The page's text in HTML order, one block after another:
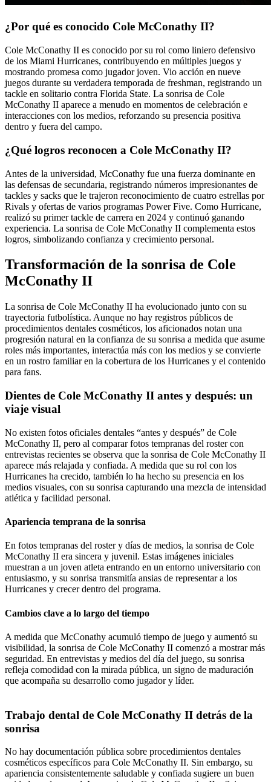
¿Por qué es conocido Cole McConathy II?
Cole McConathy II es conocido por su rol como liniero defensivo
de los Miami Hurricanes, contribuyendo en múltiples juegos y
mostrando promesa como jugador joven. Vio acción en nueve
juegos durante su verdadera temporada de freshman, registrando un
tackle en solitario contra Florida State. La sonrisa de Cole
McConathy II aparece a menudo en momentos de celebración e
interacciones con los medios, reforzando su presencia positiva
dentro y fuera del campo.
¿Qué logros reconocen a Cole McConathy II?
Antes de la universidad, McConathy fue una fuerza dominante en
las defensas de secundaria, registrando números impresionantes de
tackles y sacks que le trajeron reconocimiento de cuatro estrellas por
Rivals y ofertas de varios programas Power Five. Como Hurricane,
realizó su primer tackle de carrera en 2024 y continuó ganando
experiencia. La sonrisa de Cole McConathy II complementa estos
logros, simbolizando confianza y crecimiento personal.
Transformación de la sonrisa de Cole
McConathy II
La sonrisa de Cole McConathy II ha evolucionado junto con su
trayectoria futbolística. Aunque no hay registros públicos de
procedimientos dentales cosméticos, los aficionados notan una
progresión natural en la confianza de su sonrisa a medida que asume
roles más importantes, interactúa más con los medios y se convierte
en un rostro familiar en la cobertura de los Hurricanes y el contenido
para fans.
Dientes de Cole McConathy II antes y después: un
viaje visual
No existen fotos oficiales dentales “antes y después” de Cole
McConathy II, pero al comparar fotos tempranas del roster con
entrevistas recientes se observa que la sonrisa de Cole McConathy II
aparece más relajada y confiada. A medida que su rol con los
Hurricanes ha crecido, también lo ha hecho su presencia en los
medios visuales, con su sonrisa capturando una mezcla de intensidad
atlética y facilidad personal.
Apariencia temprana de la sonrisa
En fotos tempranas del roster y días de medios, la sonrisa de Cole
McConathy II era sincera y juvenil. Estas imágenes iniciales
muestran a un joven atleta entrando en un entorno universitario con
entusiasmo, y su sonrisa transmitía ansias de representar a los
Hurricanes y crecer dentro del programa.
Cambios clave a lo largo del tiempo
A medida que McConathy acumuló tiempo de juego y aumentó su
visibilidad, la sonrisa de Cole McConathy II comenzó a mostrar más
seguridad. En entrevistas y medios del día del juego, su sonrisa
refleja comodidad con la mirada pública, un signo de maduración
que acompaña su desarrollo como jugador y líder.
Trabajo dental de Cole McConathy II detrás de la
sonrisa
No hay documentación pública sobre procedimientos dentales
cosméticos específicos para Cole McConathy II. Sin embargo, su
apariencia consistentemente saludable y confiada sugiere un buen